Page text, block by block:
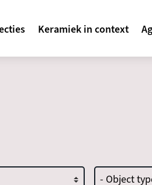
Keramiek in context